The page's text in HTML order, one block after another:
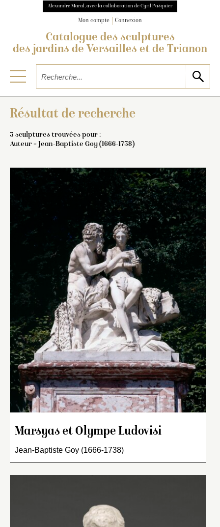
Alexandre Maral, avec la collaboration de Cyril Pasquier
Mon compte Connexion
Catalogue des sculptures
des jardins de Versailles et de Trianon
Résultat de recherche
3 sculptures trouvées pour :
Auteur = Jean-Baptiste Goy (1666-1738)
Marsyas et Olympe Ludovisi
Jean-Baptiste Goy (1666-1738)